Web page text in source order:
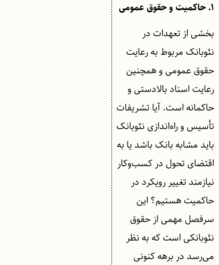
۱. حاکمیت و حقوق عمومی
بخشی از تعهدات در
نئوبانک مربوط به رعایت
حقوق عمومی و همچنین
رعایت اسناد بالادستی و
حاکمانه است. آیا تشریفات
تأسیس و راه‌اندازی نئوبانک
باید مشابه بانک باشد یا به
اقتضای تحول در کسب‌وکار
نیازمند تغییر رویکرد در
حاکمیت هستیم؟ این
سرفصل مهمی از حقوق
نئوبانکی است که به نظر
می‌رسد در برهه کنونی